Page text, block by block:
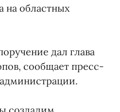
на областных
дал глава
сообщает пресс-